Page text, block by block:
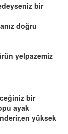
bir
doğru
yelpazemiz
bir
ayak
yüksek